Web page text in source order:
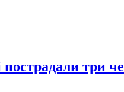
три